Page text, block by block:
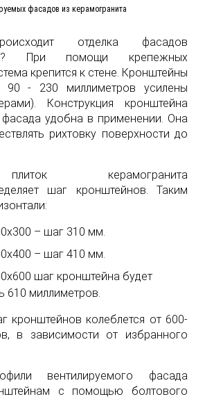
фасадов из керамогранита
отделка фасадов
При помощи крепежных
крепится к стене. Кронштейны
- 230 миллиметров усилены
Конструкция кронштейна
фасада удобна в применении. Она
рихтовку поверхности до
керамогранита
шаг кронштейнов. Таким
– шаг 310 мм.
– шаг 410 мм.
шаг кронштейна будет
610 миллиметров.
кронштейнов колеблется от 600-
в зависимости от избранного
вентилируемого фасада
с помощью болтового